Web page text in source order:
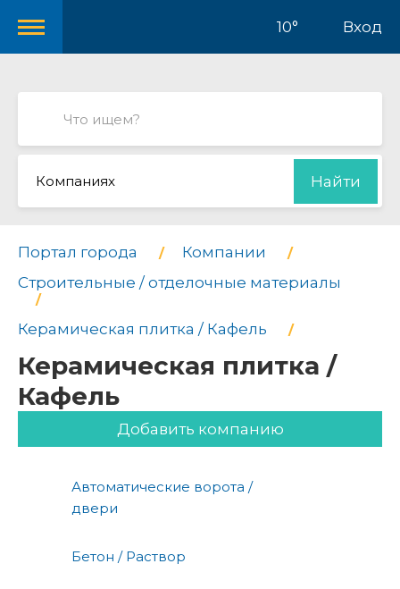
10° Вход
Компаниях Найти
Портал города
Компании
Строительные / отделочные материалы
Керамическая плитка / Кафель
Керамическая плитка /
Кафель
Добавить компанию
Автоматические ворота /
двери
Бетон / Раствор